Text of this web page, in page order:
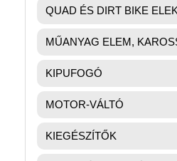
QUAD ÉS DIRT BIKE
MŰANYAG ELEM,
KIPUFOGÓ
MOTOR-VÁLTÓ
KIEGÉSZÍTŐK